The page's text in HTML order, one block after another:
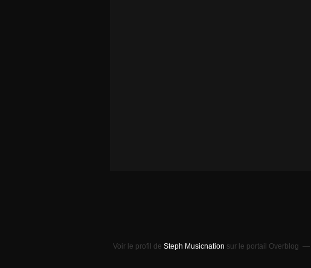
Voir le profil de Steph Musicnation sur le portail Overblog